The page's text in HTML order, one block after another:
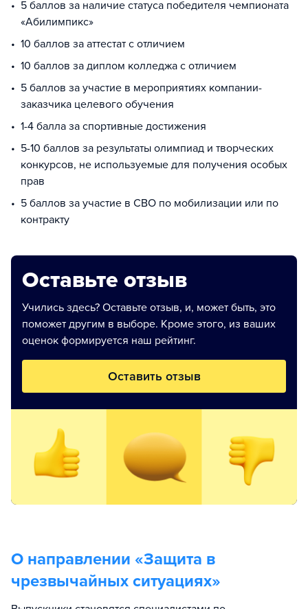
5 баллов за наличие статуса победителя чемпионата
«Абилимпикс»
10 баллов за аттестат с отличием
10 баллов за диплом колледжа с отличием
5 баллов за участие в мероприятиях компании-
заказчика целевого обучения
1-4 балла за спортивные достижения
5-10 баллов за результаты олимпиад и творческих
конкурсов, не используемые для получения особых
прав
5 баллов за участие в СВО по мобилизации или по
контракту
Оставьте отзыв
Учились здесь? Оставьте отзыв, и, может быть, это
поможет другим в выборе. Кроме этого, из ваших
оценок формируется наш рейтинг.
Оставить отзыв
О направлении «Защита в
чрезвычайных ситуациях»